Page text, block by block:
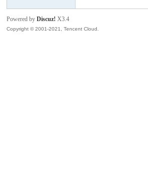
Powered byDiscuz! X3.4
Copyright © 2001-2021, Tencent Cloud.